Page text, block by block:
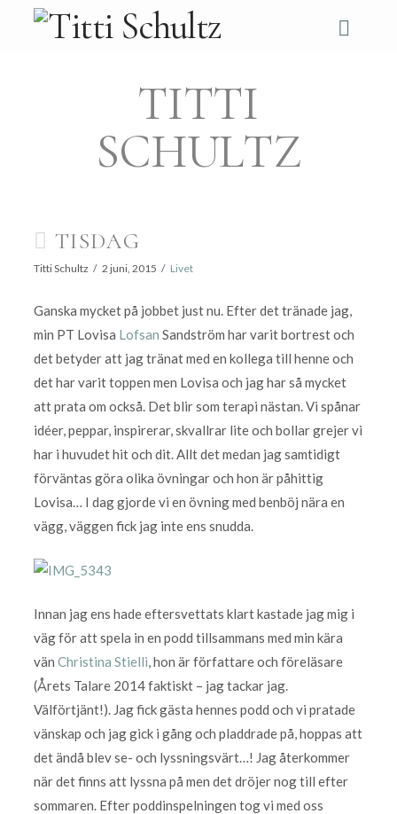
TITTI
SCHULTZ
TISDAG
Titti Schultz 2 juni, 2015 Livet
Ganska mycket på jobbet just nu. Efter det tränade jag,
min PT Lovisa Lofsan Sandström har varit bortrest och
det betyder att jag tränat med en kollega till henne och
det har varit toppen men Lovisa och jag har så mycket
att prata om också. Det blir som terapi nästan. Vi spånar
idéer, peppar, inspirerar, skvallrar lite och bollar grejer vi
har i huvudet hit och dit. Allt det medan jag samtidigt
förväntas göra olika övningar och hon är påhittig
Lovisa… I dag gjorde vi en övning med benböj nära en
vägg, väggen fick jag inte ens snudda.
Innan jag ens hade eftersvettats klart kastade jag mig i
väg för att spela in en podd tillsammans med min kära
vänChristina Stielli, hon är författare och föreläsare
(Årets Talare 2014 faktiskt – jag tackar jag.
Välförtjänt!). Jag fick gästa hennes podd och vi pratade
vänskap och jag gick i gång och pladdrade på, hoppas att
det ändå blev se- och lyssningsvärt…! Jag återkommer
när det finns att lyssna på men det dröjer nog till efter
sommaren. Efter poddinspelningen tog vi med oss